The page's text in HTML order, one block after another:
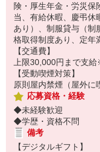
険・厚生年金・労災保
当、有給休暇、慶弔
あり）、制服貸与（制
格取得制度あり、定年
【交通費】
上限30,000円まで支
【受動喫煙対策】
原則屋内禁煙（屋外に
応募資格・経験
◆未経験歓迎
◆学歴・資格不問
備考
【デジタルギフト】